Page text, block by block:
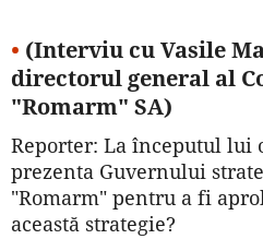
• (Interviu cu Vasile
directorul general al
"Romarm" SA)
Reporter: La începutul lui
prezenta Guvernului
"Rom­arm" pentru a fi
această strategie?